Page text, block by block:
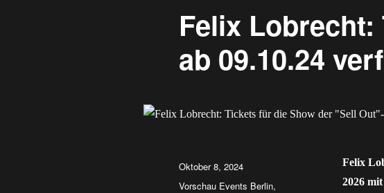
Felix
ab 09.10.24
Felix
2026
Autor
Veröffentlicht
am
Oktober 8, 2024
Kategorien
Vorschau Events Berlin,